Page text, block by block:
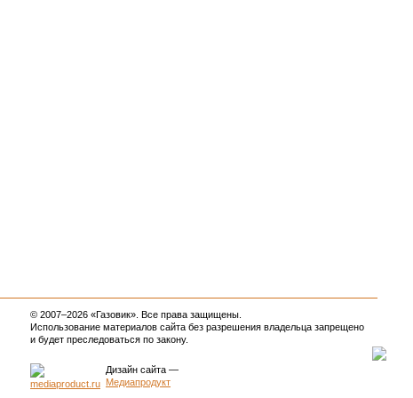
© 2007–2026 «Газовик». Все права защищены.
Использование материалов сайта без разрешения владельца запрещено
и будет преследоваться по закону.
Дизайн сайта —
Медиапродукт